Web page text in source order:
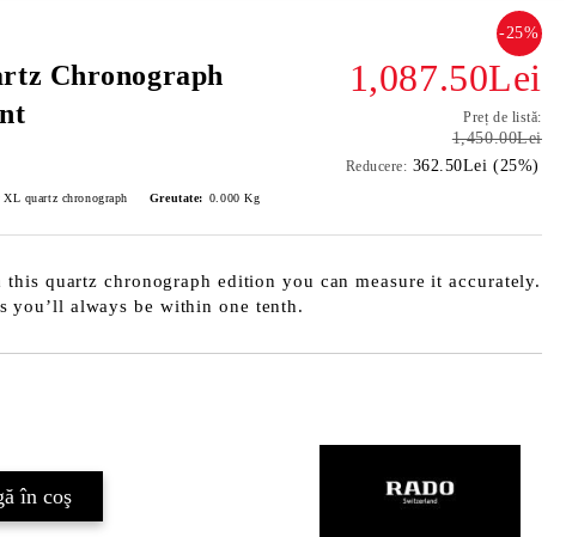
Chronograph
-25%
1,087.50Lei
Preț de listă:
1,450.00Lei
Reducere: 362.50Lei (25%)
XL quartz chronograph Greutate: 0.000 Kg
quartz chronograph edition you can measure it accurately.
you’ll always be within one tenth.